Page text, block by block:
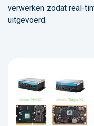
verwerken zodat real-
uitgevoerd.